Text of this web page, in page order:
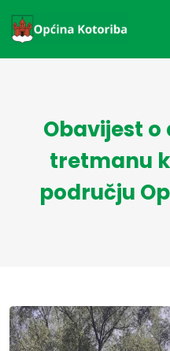
Obavijest
tretmanu
području